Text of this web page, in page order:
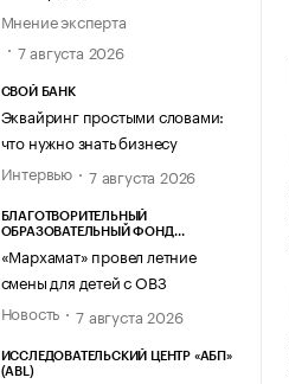
Мнение эксперта
7 августа 2026
СВОЙ БАНК
Эквайринг простыми словами:
что нужно знать бизнесу
Интервью
7 августа 2026
БЛАГОТВОРИТЕЛЬНЫЙ
ОБРАЗОВАТЕЛЬНЫЙ ФОНД
«Мархамат» провел летние
смены для детей с ОВЗ
Новость
7 августа 2026
ИССЛЕДОВАТЕЛЬСКИЙ ЦЕНТР «АБП»
(ABL)